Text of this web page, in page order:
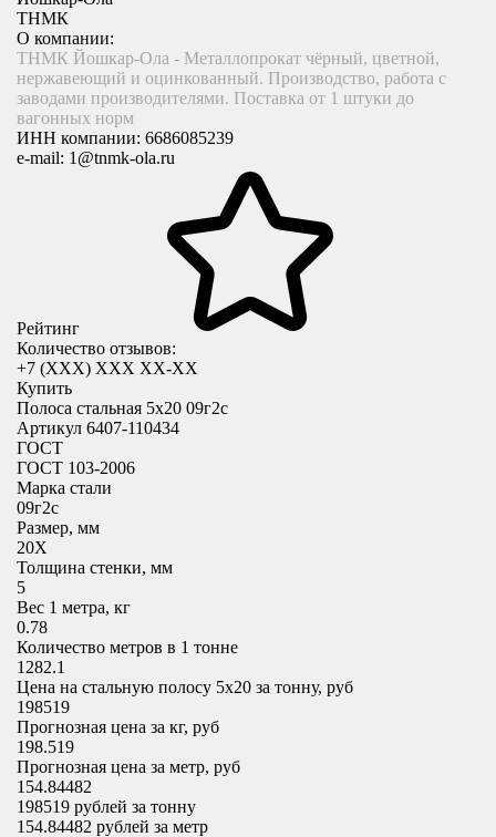
ТНМК
О компании:
ТНМК Йошкар-Ола - Металлопрокат чёрный, цветной,
нержавеющий и оцинкованный. Производство, работа с
заводами производителями. Поставка от 1 штуки до
вагонных норм
ИНН компании: 6686085239
e-mail: 1@tnmk-ola.ru
Рейтинг
Количество отзывов:
+7 (XXX) ХХХ ХХ-ХХ
Купить
Полоса стальная 5х20 09г2с
Артикул 6407-110434
ГОСТ
ГОСТ 103-2006
Марка стали
09г2с
Размер, мм
20X
Толщина стенки, мм
5
Вес 1 метра, кг
0.78
Количество метров в 1 тонне
1282.1
Цена на стальную полосу 5х20 за тонну, руб
198519
Прогнозная цена за кг, руб
198.519
Прогнозная цена за метр, руб
154.84482
198519 рублей за тонну
154.84482 рублей за метр